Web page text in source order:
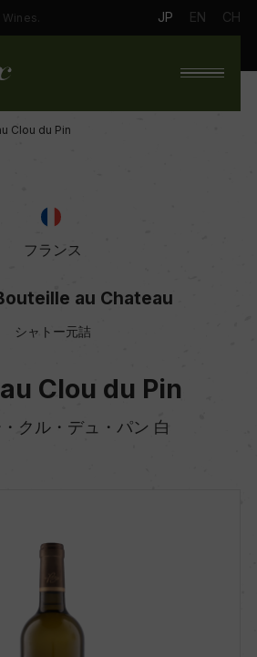
JP EN CH
Clou du Pin
フランス
au Chateau
シャトー元詰
Clou du Pin
クル・デュ・パン 白